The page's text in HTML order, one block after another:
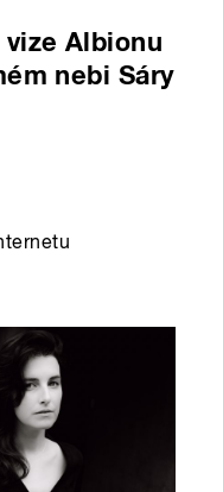
Albionu
nebi Sáry